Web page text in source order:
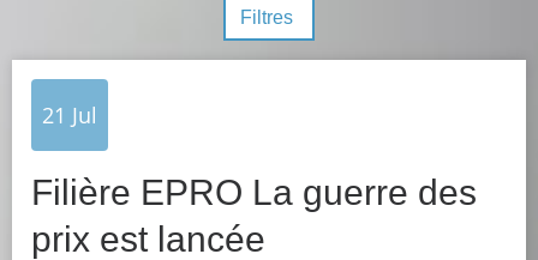
21 Jul
Filière EPRO La guerre des
prix est lancée
Filtres